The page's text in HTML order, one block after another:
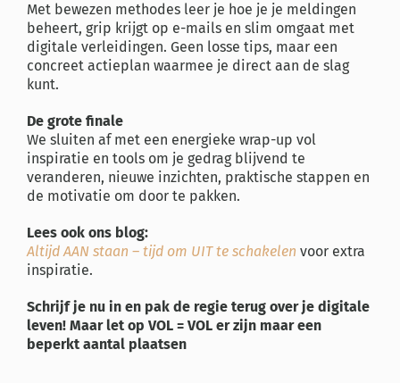
Met bewezen methodes leer je hoe je je meldingen
beheert, grip krijgt op e-mails en slim omgaat met
digitale verleidingen. Geen losse tips, maar een
concreet actieplan waarmee je direct aan de slag
kunt.
De grote finale
We sluiten af met een energieke wrap-up vol
inspiratie en tools om je gedrag blijvend te
veranderen, nieuwe inzichten, praktische stappen en
de motivatie om door te pakken.
Lees ook ons blog:
Altijd AAN staan – tijd om UIT te schakelen voor extra
inspiratie.
Schrijf je nu in en pak de regie terug over je digitale
leven! Maar let op VOL = VOL er zijn maar een
beperkt aantal plaatsen